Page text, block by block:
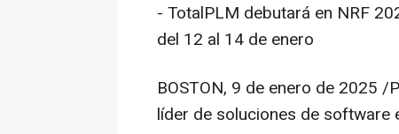
- TotalPLM debutará en NRF
del 12 al 14 de enero
BOSTON, 9 de enero de 2025 /
líder de soluciones de software